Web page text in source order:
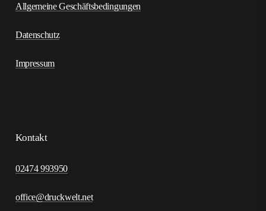
Allgemeine Geschäftsbedingungen
Datenschutz
Impressum
K
Kontakt
02474 993950
office@druckwelt.net